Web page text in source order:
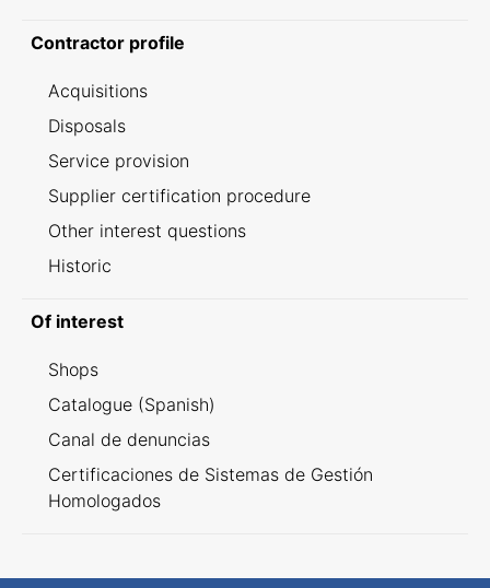
Contractor profile
Acquisitions
Disposals
Service provision
Supplier certification procedure
Other interest questions
Historic
Of interest
Shops
Catalogue (Spanish)
Canal de denuncias
Certificaciones de Sistemas de Gestión
Homologados